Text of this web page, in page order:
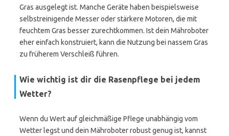
Gras ausgelegt ist. Manche Geräte haben beispielsweise
selbstreinigende Messer oder stärkere Motoren, die mit
feuchtem Gras besser zurechtkommen. Ist dein Mähroboter
eher einfach konstruiert, kann die Nutzung bei nassem Gras
zu früherem Verschleiß führen.
Wie wichtig ist dir die Rasenpflege bei jedem
Wetter?
Wenn du Wert auf gleichmäßige Pflege unabhängig vom
Wetter legst und dein Mähroboter robust genug ist, kannst